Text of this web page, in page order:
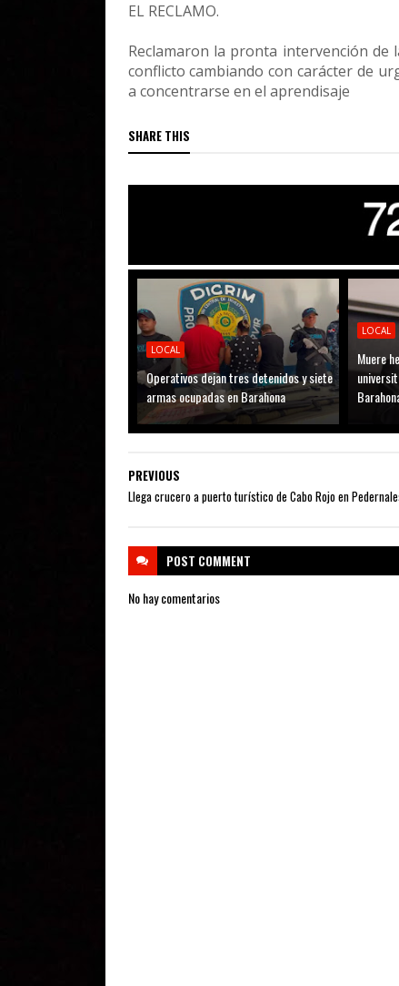
EL RECLAMO.
Reclamaron la pronta intervención
conflicto cambiando con carácter de
a concentrarse en el aprendisaje
SHARE THIS
LOCAL
Operativos dejan tres detenidos y siete
armas ocupadas en Barahona
LOCAL
Muere
PREVIOUS
Llega crucero a puerto turístico de Cabo Rojo en
POST COMMENT
No hay comentarios